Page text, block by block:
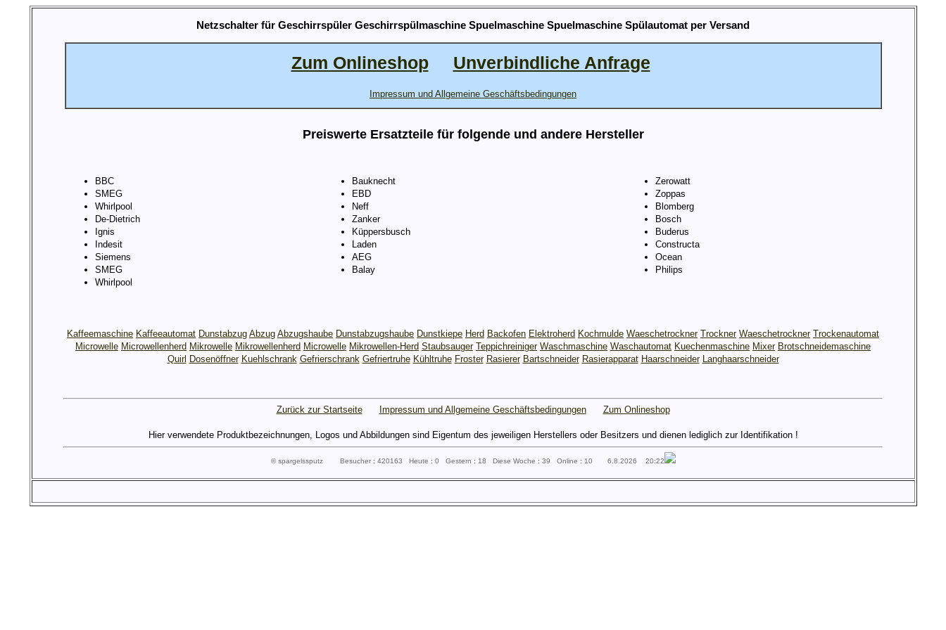
Netzschalter für Geschirrspüler Geschirrspülmaschine Spuelmaschine Spuelmaschine Spülautomat per Versand
Zum Onlineshop Unverbindliche Anfrage
Impressum und Allgemeine Geschäftsbedingungen
Preiswerte Ersatzteile für folgende und andere Hersteller
BBC
SMEG
Whirlpool
De-Dietrich
Ignis
Indesit
Siemens
SMEG
Whirlpool
Bauknecht
EBD
Neff
Zanker
Küppersbusch
Laden
AEG
Balay
Zerowatt
Zoppas
Blomberg
Bosch
Buderus
Constructa
Ocean
Philips
Kaffeemaschine Kaffeeautomat Dunstabzug Abzug Abzugshaube Dunstabzugshaube Dunstkiepe Herd Backofen Elektroherd Kochmulde Waeschetrockner Trockner Waeschetrockner Trockenautomat
Microwelle Microwellenherd Mikrowelle Mikrowellenherd Microwelle Mikrowellen-Herd Staubsauger Teppichreiniger Waschmaschine Waschautomat Kuechenmaschine Mixer Brotschneidemaschine
Quirl Dosenöffner Kuehlschrank Gefrierschrank Gefriertruhe Kühltruhe Froster Rasierer Bartschneider Rasierapparat Haarschneider Langhaarschneider
Zurück zur Startseite Impressum und Allgemeine Geschäftsbedingungen Zum Onlineshop
Hier verwendete Produktbezeichnungen, Logos und Abbildungen sind Eigentum des jeweiligen Herstellers oder Besitzers und dienen lediglich zur Identifikation !
© spargelssputz Besucher : 420163 Heute : 0 Gestern : 18 Diese Woche : 39 Online : 10 6.8.2026 20:22